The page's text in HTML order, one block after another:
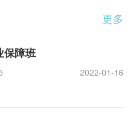
更多
保障班
2022-01-16